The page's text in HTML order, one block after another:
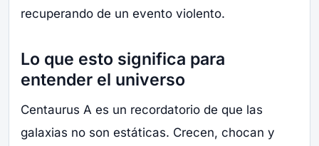
recuperando de un evento violento.
Lo que esto significa para
entender el universo
Centaurus A es un recordatorio de que las
galaxias no son estáticas. Crecen, chocan y